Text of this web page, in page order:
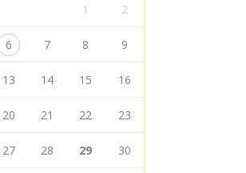
1 2
6 7 8 9
13 14 15 16
20 21 22 23
27 28 29 30